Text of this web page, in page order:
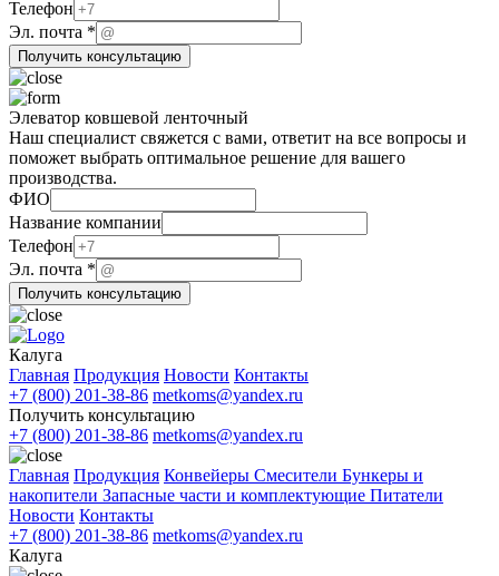
Телефон
Название
компании
Название
Эл. почта *
Получить консультацию
Элеватор ковшевой ленточный
Наш специалист свяжется с вами, ответит на все вопросы и
поможет выбрать оптимальное решение для вашего
производства.
ФИО
Название
компании
Название компании
Телефон
Эл. почта *
Получить консультацию
Калуга
Главная Продукция Новости Контакты
+7 (800) 201-38-86 metkoms@yandex.ru
Получить консультацию
+7 (800) 201-38-86 metkoms@yandex.ru
Главная Продукция Конвейеры Смесители Бункеры и
накопители Запасные части и комплектующие Питатели
Новости Контакты
+7 (800) 201-38-86 metkoms@yandex.ru
Калуга